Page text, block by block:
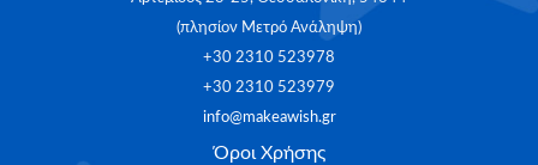
(πλησίον Μετρό Ανάληψη)
+30 2310 523978
+30 2310 523979
info@makeawish.gr
Όροι Χρήσης